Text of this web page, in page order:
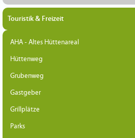
Touristik & Freizeit
AHA - Altes Hüttenareal
Hüttenweg
Grubenweg
Gastgeber
Grillplätze
Parks